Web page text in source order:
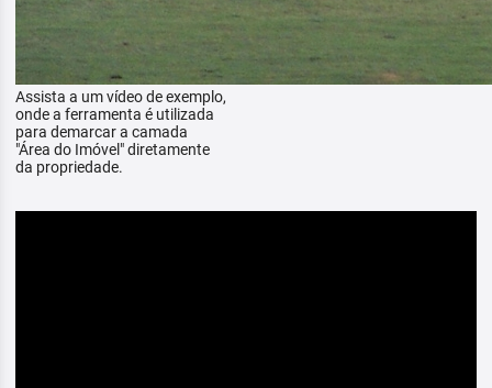
Assista a um vídeo de exemplo,
onde a ferramenta é utilizada
para demarcar a camada
"Área do Imóvel" diretamente
da propriedade.